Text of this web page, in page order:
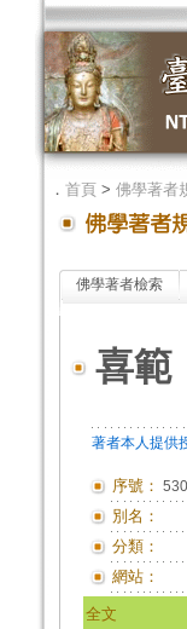
． 首頁> 佛學著者
佛學著者檢索
喜範
著者本人提供
序號：
別名：
分類：
網站：
全文